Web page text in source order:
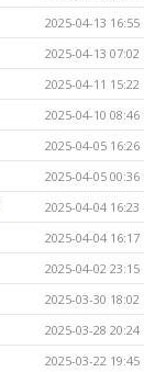
2025-04-13 16:55
2025-04-13 07:02
2025-04-11 15:22
2025-04-10 08:46
2025-04-05 16:26
2025-04-05 00:36
2025-04-04 16:23
2025-04-04 16:17
2025-04-02 23:15
2025-03-30 18:02
2025-03-28 20:24
2025-03-22 19:45